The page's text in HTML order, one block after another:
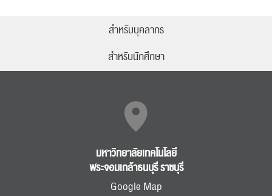
สำหรับบุคลากร
สำหรับนักศึกษา
มหาวิทยาลัยเทคโนโลยี
พระจอมเกล้าธนบุรี ราชบุรี
Google Map